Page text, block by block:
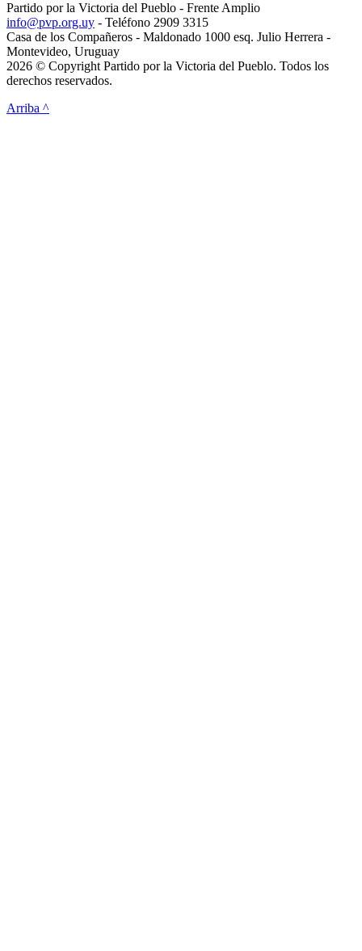
Partido por la Victoria del Pueblo - Frente Amplio
info@pvp.org.uy - Teléfono 2909 3315
Casa de los Compañeros - Maldonado 1000 esq. Julio Herrera -
Montevideo, Uruguay
2026 © Copyright Partido por la Victoria del Pueblo. Todos los
derechos reservados.
Arriba ^